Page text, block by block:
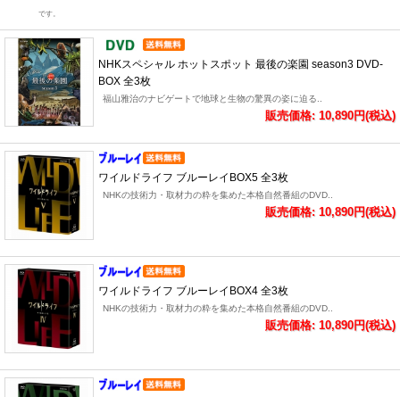
です。
NHKスペシャル ホットスポット 最後の楽園 season3 DVD-
BOX 全3枚
福山雅治のナビゲートで地球と生物の驚異の姿に迫る..
販売価格: 10,890円(税込)
ワイルドライフ ブルーレイBOX5 全3枚
NHKの技術力・取材力の粋を集めた本格自然番組のDVD..
販売価格: 10,890円(税込)
ワイルドライフ ブルーレイBOX4 全3枚
NHKの技術力・取材力の粋を集めた本格自然番組のDVD..
販売価格: 10,890円(税込)